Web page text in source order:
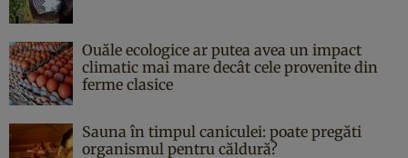
Ouăle ecologice ar putea avea un impact
climatic mai mare decât cele provenite din
ferme clasice
Sauna în timpul caniculei: poate pregăti
organismul pentru căldură?